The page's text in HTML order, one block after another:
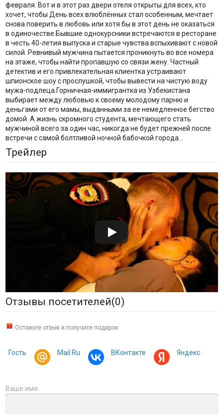
февраля. Вот и в этот раз двери отеля открыты для всех, кто
хочет, чтобы День всех влюблённых стал особенным, мечтает
снова поверить в любовь или хотя бы в этот день не оказаться
в одиночестве.Бывшие однокурсники встречаются в ресторане
в честь 40-летия выпуска и старые чувства вспыхивают с новой
силой. Ревнивый мужчина пытается проникнуть во все номера
на этаже, чтобы найти пропавшую со связи жену. Частный
детектив и его привлекательная клиентка устраивают
шпионское шоу с прослушкой, чтобы вывести на чистую воду
мужа-подлеца.Горничная-иммигрантка из Узбекистана
выбирает между любовью к своему молодому парню и
деньгами от его мамы, выданными за ее немедленное бегство
домой. А жизнь скромного студента, мечтающего стать
мужчиной всего за один час, никогда не будет прежней после
встречи с самой болтливой ночной бабочкой города…
Трейлер
Отзывы посетителей(0)
Оставьте отзыв и получите подарок:
Гость Mail.Ru ВКонтакте Яндекс
Ваше имя